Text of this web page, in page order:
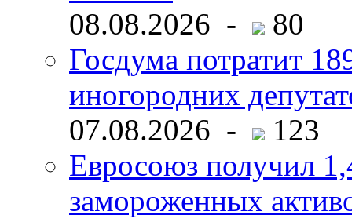
08.08.2026 -
80
Госдума потратит
иногородних
07.08.2026 -
123
Евросоюз получил
замороженных